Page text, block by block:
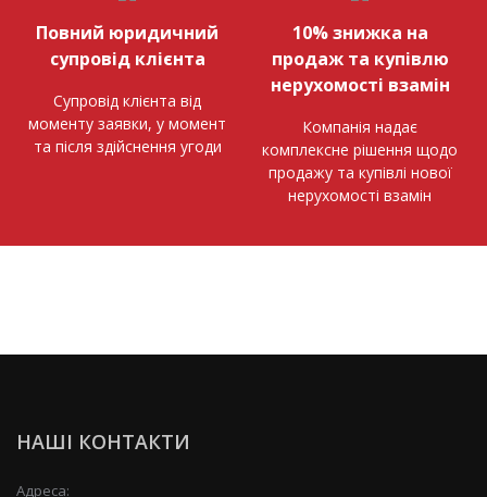
Повний юридичний
супровід клієнта
Супровід клієнта від
моменту заявки, у момент
та після здійснення угоди
10% знижка на
продаж та купівлю
нерухомості взамін
Компанія надає
комплексне рішення щодо
продажу та купівлі нової
нерухомості взамін
НАШІ КОНТАКТИ
Адреса: